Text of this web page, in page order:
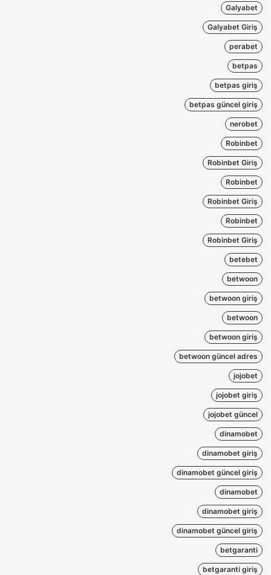
Galyabet
Galyabet Giriş
perabet
betpas
betpas giriş
betpas güncel giriş
nerobet
Robinbet
Robinbet Giriş
Robinbet
Robinbet Giriş
Robinbet
Robinbet Giriş
betebet
betwoon
betwoon giriş
betwoon
betwoon giriş
betwoon güncel adres
jojobet
jojobet giriş
jojobet güncel
dinamobet
dinamobet giriş
dinamobet güncel giriş
dinamobet
dinamobet giriş
dinamobet güncel giriş
betgaranti
betgaranti giriş